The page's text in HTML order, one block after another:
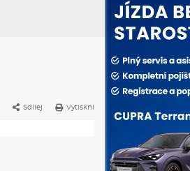
Sdílej Vytiskni